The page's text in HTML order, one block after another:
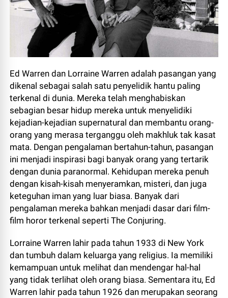
Ed Warren dan Lorraine Warren adalah pasangan yang
dikenal sebagai salah satu penyelidik hantu paling
terkenal di dunia. Mereka telah menghabiskan
sebagian besar hidup mereka untuk menyelidiki
kejadian-kejadian supernatural dan membantu orang-
orang yang merasa terganggu oleh makhluk tak kasat
mata. Dengan pengalaman bertahun-tahun, pasangan
ini menjadi inspirasi bagi banyak orang yang tertarik
dengan dunia paranormal. Kehidupan mereka penuh
dengan kisah-kisah menyeramkan, misteri, dan juga
keteguhan iman yang luar biasa. Banyak dari
pengalaman mereka bahkan menjadi dasar dari film-
film horor terkenal seperti The Conjuring.
Lorraine Warren lahir pada tahun 1933 di New York
dan tumbuh dalam keluarga yang religius. Ia memiliki
kemampuan untuk melihat dan mendengar hal-hal
yang tidak terlihat oleh orang biasa. Sementara itu, Ed
Warren lahir pada tahun 1926 dan merupakan seorang